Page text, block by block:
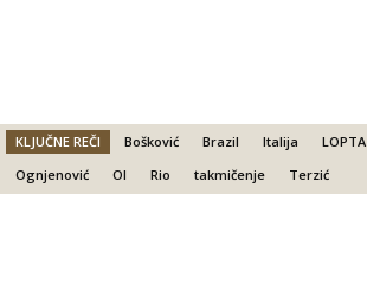
KLJUČNE REČI Bošković Brazil Italija LOPTA
Ognjenović
OI Rio takmičenje Terzić